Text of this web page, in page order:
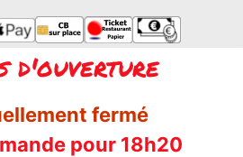
d'ouverture
fermé
pour 18h20